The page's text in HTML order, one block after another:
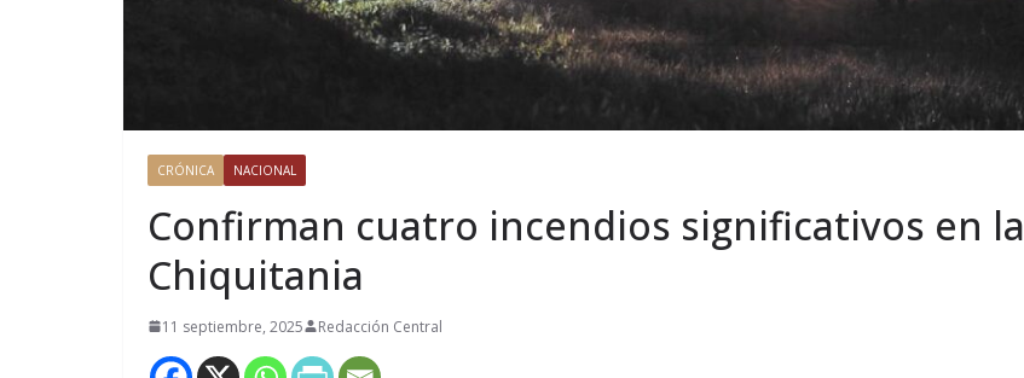
CRÓNICA NACIONAL
Confirman cuatro incendios significativos en la
Chiquitania
11 septiembre, 2025 Redacción Central